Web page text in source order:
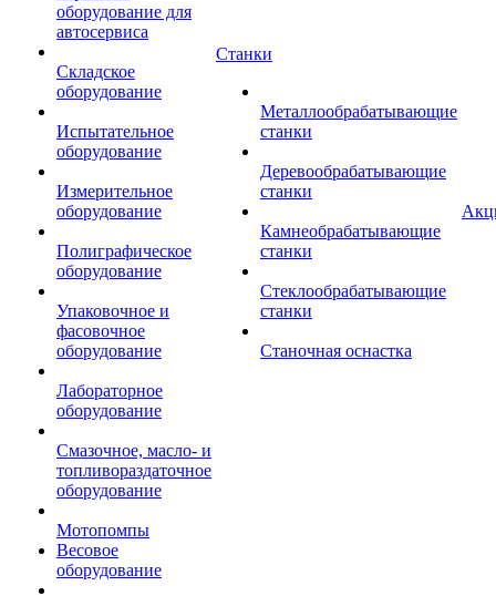
оборудование для
автосервиса
Складское
оборудование
Испытательное
оборудование
Измерительное
оборудование
Полиграфическое
оборудование
Упаковочное и
фасовочное
оборудование
Лабораторное
оборудование
Смазочное, масло- и
топливораздаточное
оборудование
Мотопомпы
Весовое
оборудование
Станки
Металлообрабатывающие
станки
Деревообрабатывающие
станки
Камнеобрабатывающие
станки
Стеклообрабатывающие
станки
Станочная оснастка